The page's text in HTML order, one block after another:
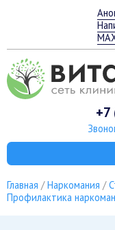
+7
Главная Наркомания
Профилактика